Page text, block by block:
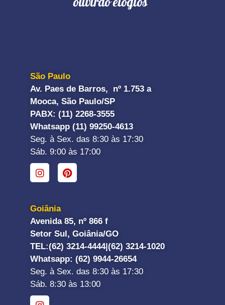
São Paulo
Av. Paes de Barros, nº 1.753 a
Mooca, São Paulo/SP
PABX: (11) 2268-3555
Whatsapp (11) 99250-4613
Seg. à Sex. das 8:30 às 17:30
Sáb. 9:00 às 17:00
Goiânia
Avenida 85, nº 866 f
Setor Sul, Goiânia/GO
TEL:(62) 3214-4444| (62) 3214-1020
Whatsapp: (62) 9944-26654
Seg. à Sex. das 8:30 às 17:30
Sáb. 8:30 às 13:00